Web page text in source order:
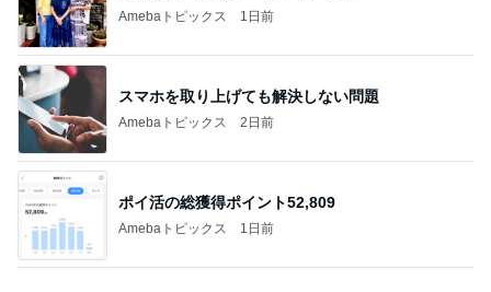
Amebaトピックス 1日前
山田花子 息子が選んだお土産
Amebaトピックス 1日前